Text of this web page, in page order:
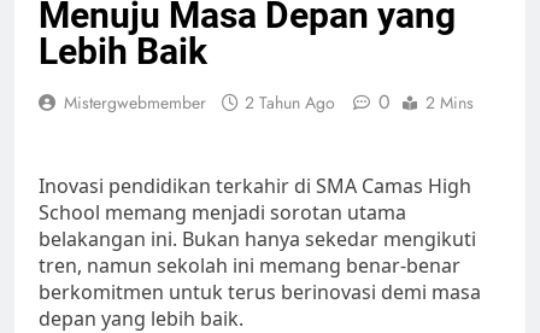
Menuju Masa Depan yang
Lebih Baik
Mistergwebmember 2 Tahun Ago 0 2 Mins
Inovasi pendidikan terkahir di SMA Camas High
School memang menjadi sorotan utama
belakangan ini. Bukan hanya sekedar mengikuti
tren, namun sekolah ini memang benar-benar
berkomitmen untuk terus berinovasi demi masa
depan yang lebih baik.